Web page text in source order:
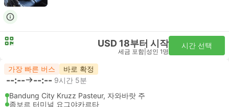
USD 18부터 시작
세금 포함 성인 1명
시간 선택
가장 빠른 버스 바로 확정
--:-- --:-- 9시간 5분
Bandung City Kruzz Pasteur, 자와바랏 주
좀보르 터미널 요그야카르타